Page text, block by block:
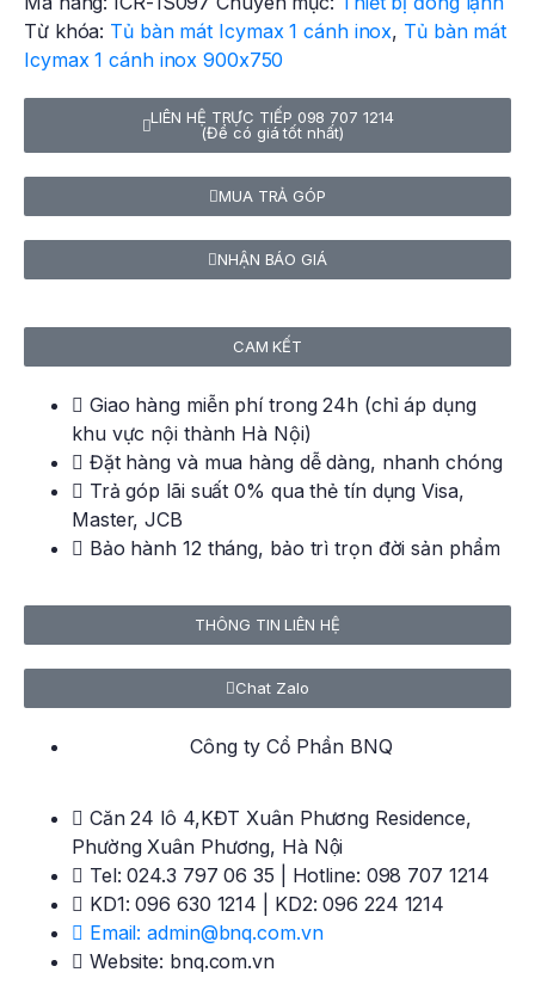
Từ khóa: Tủ bàn mát Icymax 1 cánh inox, Tủ bàn mát
Icymax 1 cánh inox 900x750
LIÊN HỆ TRỰC TIẾP 098 707 1214
(Để có giá tốt nhất)
MUA TRẢ GÓP
NHẬN BÁO GIÁ
CAM KẾT
Giao hàng miễn phí trong 24h (chỉ áp dụng
khu vực nội thành Hà Nội)
Đặt hàng và mua hàng dễ dàng, nhanh chóng
Trả góp lãi suất 0% qua thẻ tín dụng Visa,
Master, JCB
Bảo hành 12 tháng, bảo trì trọn đời sản phẩm
THÔNG TIN LIÊN HỆ
Chat Zalo
Công ty Cổ Phần BNQ
Căn 24 lô 4,KĐT Xuân Phương Residence,
Phường Xuân Phương, Hà Nội
Tel: 024.3 797 06 35 | Hotline: 098 707 1214
KD1: 096 630 1214 | KD2: 096 224 1214
Email: admin@bnq.com.vn
Website: bnq.com.vn